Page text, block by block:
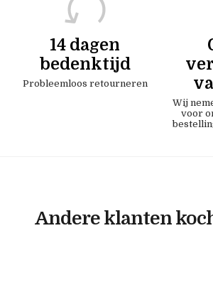
14 dagen
bedenktijd
Probleemloos retourneren
Wij
voor
Andere klanten